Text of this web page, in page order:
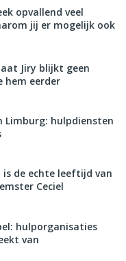
opvallend veel
jij er mogelijk ook
Jiry blijkt geen
hem eerder
hulpdiensten
de echte leeftijd van
Ceciel
hulporganisaties
van